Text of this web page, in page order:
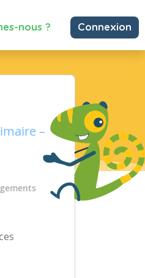
nous ? Connexion
–